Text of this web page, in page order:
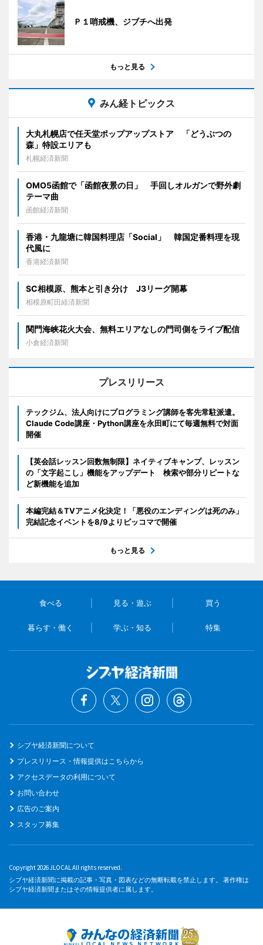
Ｐ１哨戒機、ジブチへ出発
もっと見る
みん経トピックス
大丸札幌店で任天堂ポップアップストア 「どうぶつの
森」特設エリアも
札幌経済新聞
OMO5函館で「函館夜景の日」 手回しオルガンで野外劇
テーマ曲
函館経済新聞
香港・九龍塘に韓国料理店「Social」 韓国定番料理を現
代風に
香港経済新聞
SC相模原、熊本と引き分け J3リーグ開幕
相模原町田経済新聞
関門海峡花火大会、無料エリアなしの門司側をライブ配信
小倉経済新聞
プレスリリース
テックジム、法人向けにプログラミング講師を客先常駐派遣。
Claude Code講座・Python講座を永田町にて毎週無料で対面
開催
【英会話レッスン回数無制限】ネイティブキャンプ、レッスン
の「文字起こし」機能をアップデート 検索や部分リピートな
ど新機能を追加
本編完結＆TVアニメ化決定！「悪役のエンディングは死のみ」
完結記念イベントを8/9よりピッコマで開催
もっと見る
食べる 見る・遊ぶ 買う
暮らす・働く 学ぶ・知る 特集
シブヤ経済新聞について
プレスリリース・情報提供はこちらから
アクセスデータの利用について
お問い合わせ
広告のご案内
スタッフ募集
Copyright 2026 JLOCAL All rights reserved.
シブヤ経済新聞に掲載の記事・写真・図表などの無断転載を禁止します。 著作権は
シブヤ経済新聞またはその情報提供者に属します。